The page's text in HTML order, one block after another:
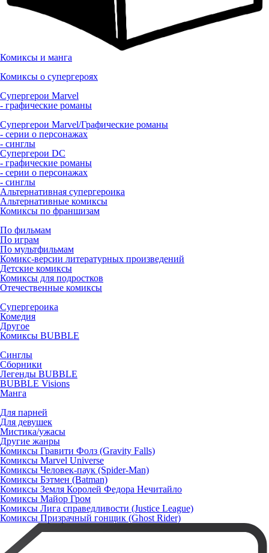
Комиксы и манга
Комиксы о супергероях
Супергерои Marvel
- графические романы
Супергерои Marvel/Графические романы
- серии о персонажах
- синглы
Супергерои DC
- графические романы
- серии о персонажах
- синглы
Альтернативная супергероика
Альтернативные комиксы
Комиксы по франшизам
По фильмам
По играм
По мультфильмам
Комикс-версии литературных произведений
Детские комиксы
Комиксы для подростков
Отечественные комиксы
Супергероика
Комедия
Другое
Комиксы BUBBLE
Синглы
Сборники
Легенды BUBBLE
BUBBLE Visions
Манга
Для парней
Для девушек
Мистика/ужасы
Другие жанры
Комиксы Гравити Фолз (Gravity Falls)
Комиксы Marvel Universe
Комиксы Человек-паук (Spider-Man)
Комиксы Бэтмен (Batman)
Комиксы Земля Королей Федора Нечитайло
Комиксы Майор Гром
Комиксы Лига справедливости (Justice League)
Комиксы Призрачный гонщик (Ghost Rider)